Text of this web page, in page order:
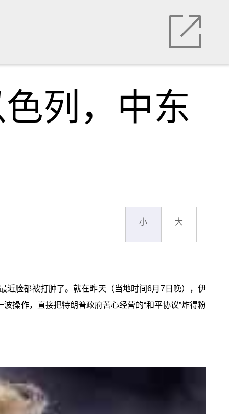
列，中东
小 大
近脸都被打肿了。就在昨天（当地时间6月7日晚），伊
操作，直接把特朗普政府苦心经营的“和平协议”炸得粉